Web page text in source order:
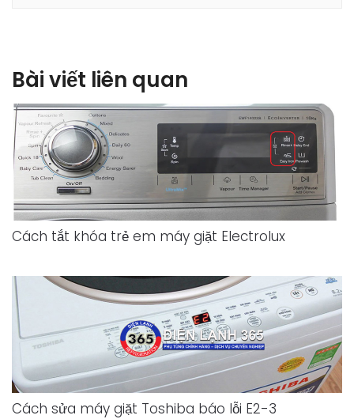
Bài viết liên quan
Cách tắt khóa trẻ em máy giặt Electrolux
Cách sửa máy giặt Toshiba báo lỗi E2-3